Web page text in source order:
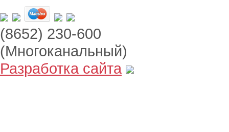
(8652) 230-600
(Многоканальный)
Разработка сайта